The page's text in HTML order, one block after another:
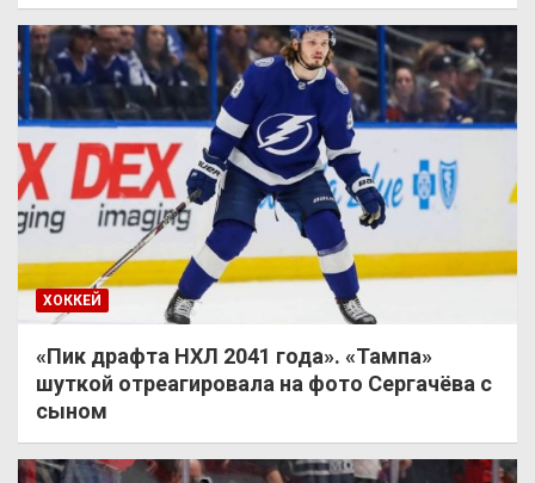
ХОККЕЙ
«Пик драфта НХЛ 2041 года». «Тампа»
шуткой отреагировала на фото Сергачёва с
сыном